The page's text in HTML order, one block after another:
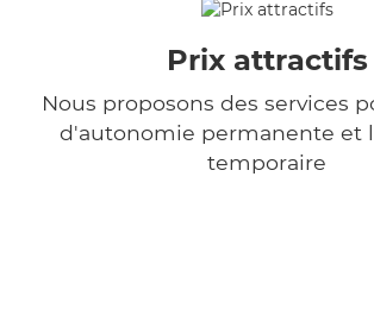
Prix attractifs
Nous proposons des services
d'autonomie permanente et
temporaire